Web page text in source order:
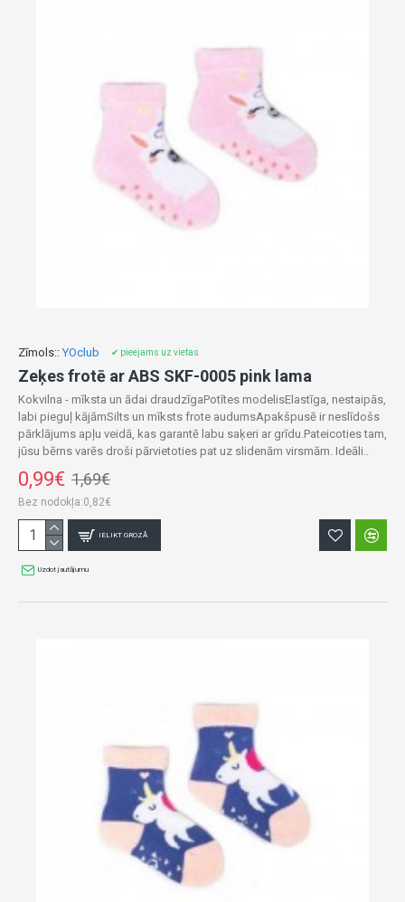
Zīmols:: YOclub ✔ pieejams uz vietas
Zeķes frotē ar ABS SKF-0005 pink lama
Kokvilna - mīksta un ādai draudzīgaPotītes modelisElastīga, nestaipās,
labi pieguļ kājāmSilts un mīksts frote audumsApakšpusē ir neslīdošs
pārklājums apļu veidā, kas garantē labu saķeri ar grīdu.Pateicoties tam,
jūsu bērns varēs droši pārvietoties pat uz slidenām virsmām. Ideāli..
0,99€ 1,69€
Bez nodokļa:0,82€
IELIKT GROZĀ
Uzdot jautājumu